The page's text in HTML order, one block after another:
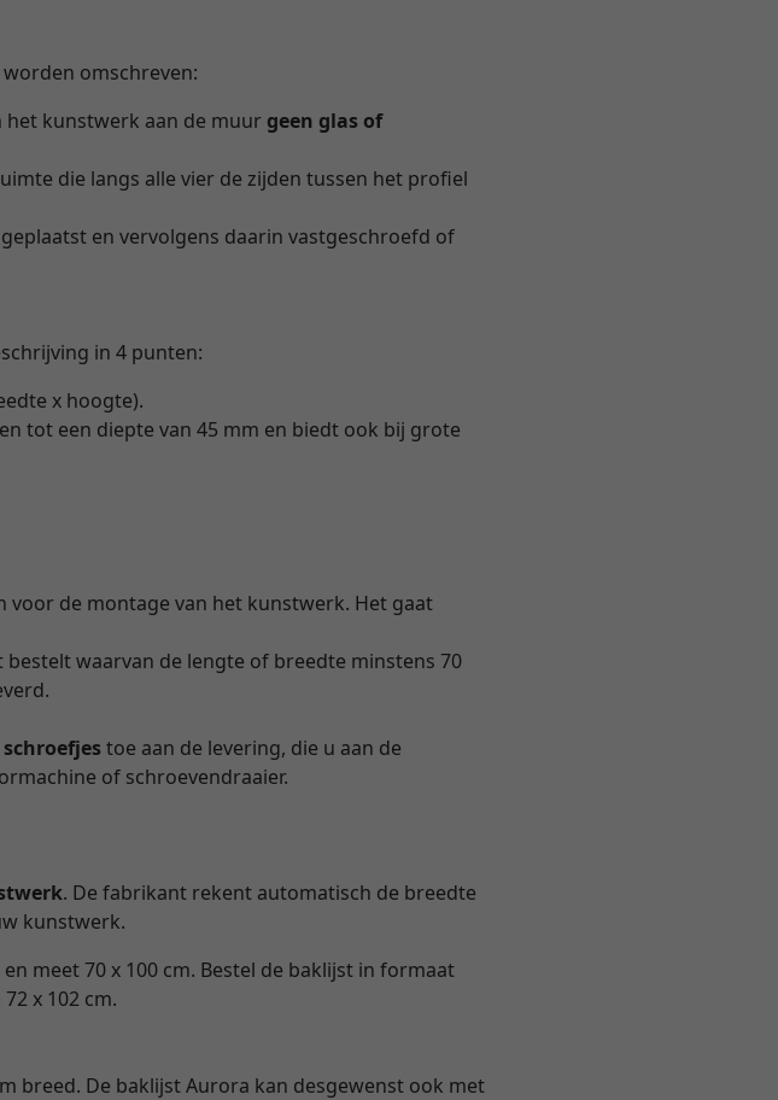
omschreven:
het kunstwerk aan de muur geen glas of
die langs alle vier de zijden tussen het profiel
geplaatst en vervolgens daarin vastgeschroefd of
in 4 punten:
x hoogte).
tot een diepte van 45 mm en biedt ook bij grote
voor de montage van het kunstwerk. Het gaat
bestelt waarvan de lengte of breedte minstens 70
toe aan de levering, die u aan de
of schroevendraaier.
. De fabrikant rekent automatisch de breedte
kunstwerk.
meet 70 x 100 cm. Bestel de baklijst in formaat
x 102 cm.
breed. De baklijst Aurora kan desgewenst ook met